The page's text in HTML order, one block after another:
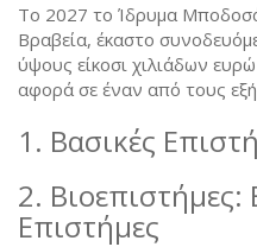
Το 2027 το Ίδρυμα
Βραβεία, έκαστο
ύψους είκοσι χιλιάδων
αφορά σε έναν από τους
1. Βασικές
2. Βιοεπιστήμες:
Επιστήμες